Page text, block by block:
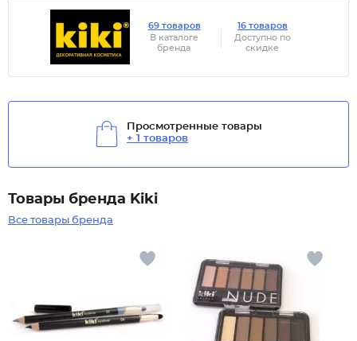
69 товаров
В каталоге
бренда
16 товаров
Доступно по
скидке
Просмотренные товары
+ 1 товаров
Товары бренда Kiki
Все товары бренда